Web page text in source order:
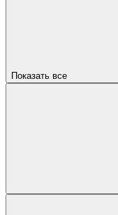
Показать все